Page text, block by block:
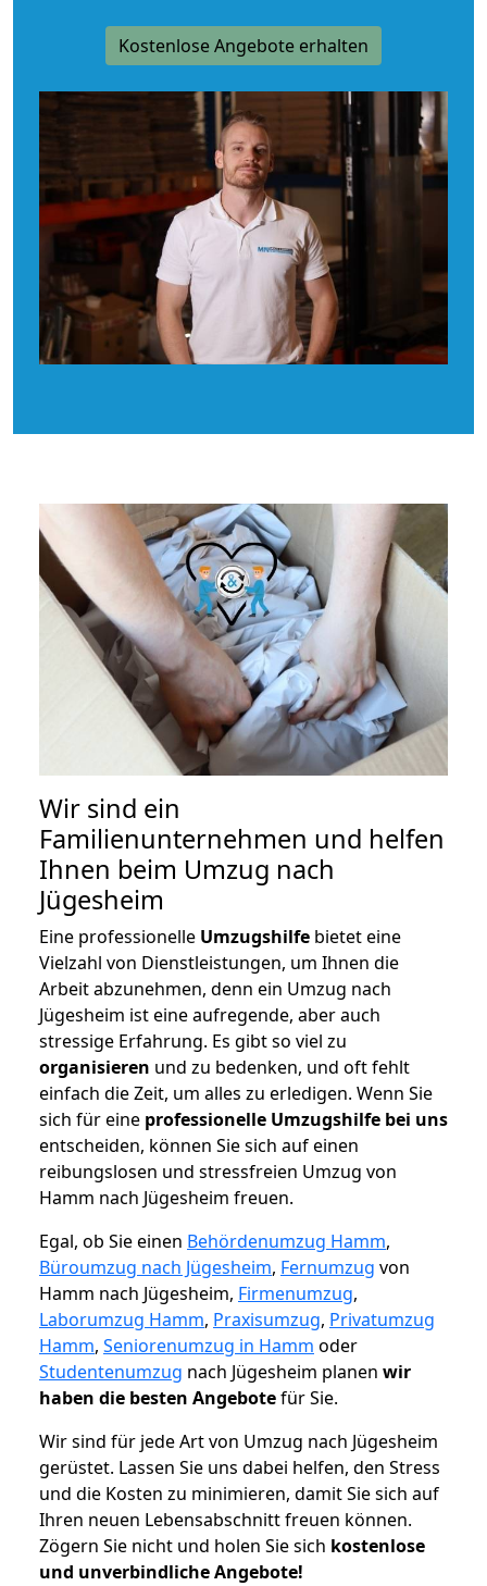
Kostenlose Angebote erhalten
Wir sind ein
Familienunternehmen und helfen
Ihnen beim Umzug nach
Jügesheim
Eine professionelle Umzugshilfe bietet eine
Vielzahl von Dienstleistungen, um Ihnen die
Arbeit abzunehmen, denn ein Umzug nach
Jügesheim ist eine aufregende, aber auch
stressige Erfahrung. Es gibt so viel zu
organisieren und zu bedenken, und oft fehlt
einfach die Zeit, um alles zu erledigen. Wenn Sie
sich für eine professionelle Umzugshilfe bei uns
entscheiden, können Sie sich auf einen
reibungslosen und stressfreien Umzug von
Hamm nach Jügesheim freuen.
Egal, ob Sie einen Behördenumzug Hamm,
Büroumzug nach Jügesheim, Fernumzug von
Hamm nach Jügesheim, Firmenumzug,
Laborumzug Hamm, Praxisumzug, Privatumzug
Hamm, Seniorenumzug in Hamm oder
Studentenumzug nach Jügesheim planen wir
haben die besten Angebotefür Sie.
Wir sind für jede Art von Umzug nach Jügesheim
gerüstet. Lassen Sie uns dabei helfen, den Stress
und die Kosten zu minimieren, damit Sie sich auf
Ihren neuen Lebensabschnitt freuen können.
Zögern Sie nicht und holen Sie sich kostenlose
und unverbindliche Angebote!